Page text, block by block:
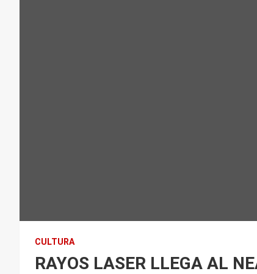
CULTURA
RAYOS LASER LLEGA AL